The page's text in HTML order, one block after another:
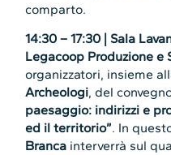
comparto.
14:30 – 17:30 | Sala
Legacoop Produzione e
organizzatori, insieme
Archeologi, del
paesaggio: indirizzi e
ed il territorio”. In
Branca interverrà sul